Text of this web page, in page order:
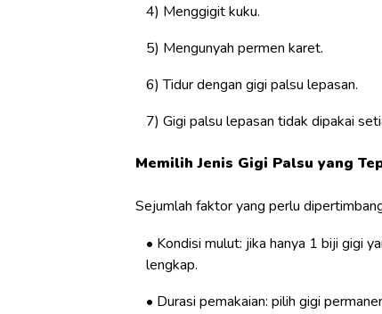
Menggigit kuku.
Mengunyah permen karet.
Tidur dengan gigi palsu lepasan.
Gigi palsu lepasan tidak dipakai
Memilih Jenis Gigi Palsu yang
Sejumlah faktor yang perlu
Kondisi mulut: jika hanya 1 biji gigi
lengkap.
Durasi pemakaian: pilih gigi